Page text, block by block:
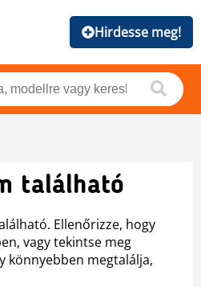
Hirdesse meg!
található
Ellenőrizze, hogy
vagy tekintse meg
könnyebben megtalálja,